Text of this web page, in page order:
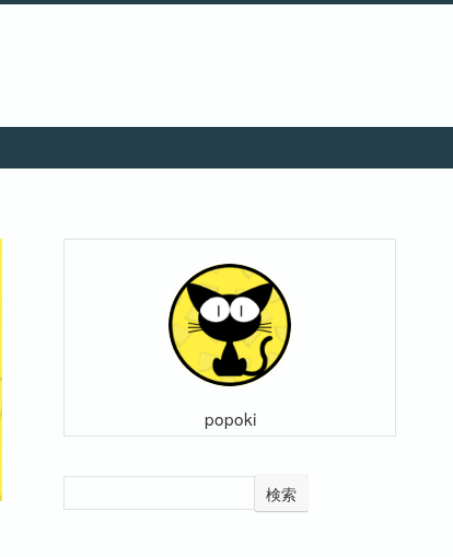
popoki
検索